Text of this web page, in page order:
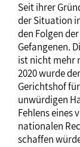
Seit ihrer
der Situation
den Folgen
Gefangenen.
ist nicht mehr
2020 wurde
Gerichtshof
unwürdigen
Fehlens eines
nationalen
schaffen